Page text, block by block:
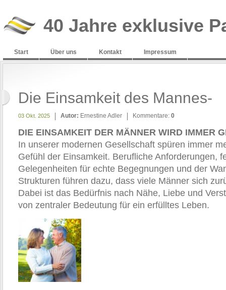
40 Jahre exklusive
Start Über uns Kontakt Impressum
Die Einsamkeit des Mannes-
03 Okt. 2025 Autor: Ernestine Adler Kommentare: 0
DIE EINSAMKEIT DER MÄNNER WIRD IMMER
In unserer modernen Gesellschaft spüren immer
Gefühl der Einsamkeit. Berufliche Anforderungen,
Gelegenheiten für echte Begegnungen und der
Strukturen führen dazu, dass viele Männer sich
Dabei ist das Bedürfnis nach Nähe, Liebe und
von zentraler Bedeutung für ein erfülltes Leben.